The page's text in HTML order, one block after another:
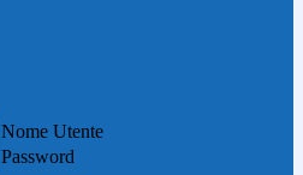
Nome Utente
Password